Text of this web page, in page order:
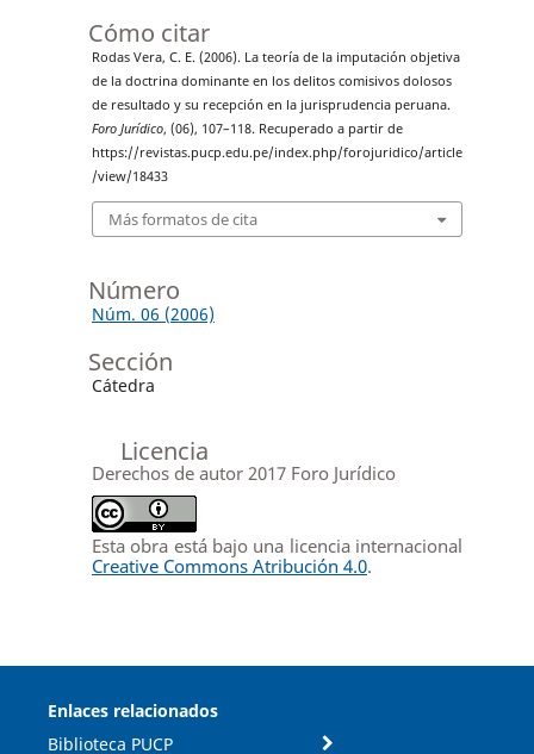
Cómo citar
Rodas Vera, C. E. (2006). La teoría de la imputación objetiva
de la doctrina dominante en los delitos comisivos dolosos
de resultado y su recepción en la jurisprudencia peruana.
Foro Jurídico, (06), 107–118. Recuperado a partir de
https://revistas.pucp.edu.pe/index.php/forojuridico/article
/view/18433
Más formatos de cita
Número
Núm. 06 (2006)
Sección
Cátedra
Licencia
Derechos de autor 2017 Foro Jurídico
Esta obra está bajo una licencia internacional
Creative Commons Atribución 4.0.
Enlaces relacionados
Biblioteca PUCP